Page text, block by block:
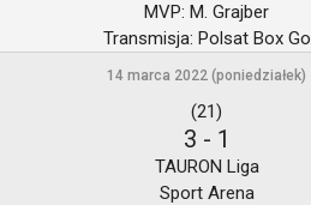
MVP: M. Grajber
Transmisja: Polsat Box Go
14 marca 2022 (poniedziałek)
(21)
3 - 1
TAURON Liga
Sport Arena